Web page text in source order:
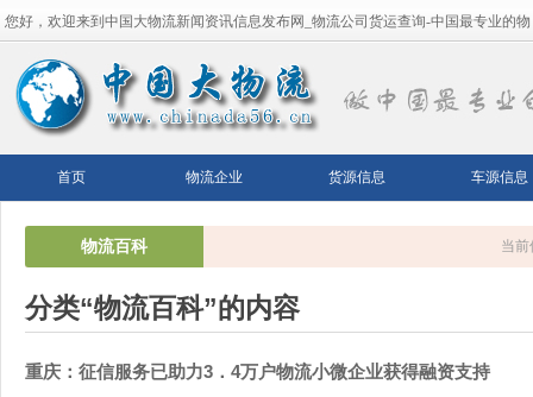
您好，欢迎来到中国大物流新闻资讯信息发布网_物流公司货运查询-中国最专业的物
流平台！
首页 物流企业 货源信息 车源信息
物流百科 当前
分类“物流百科”的内容
重庆：征信服务已助力3．4万户物流小微企业获得融资支持